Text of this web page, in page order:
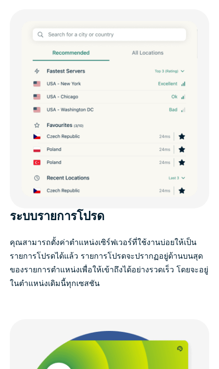
ระบบรายการโปรด
คุณสามารถตั้งค่าตำแหน่งเซิร์ฟเวอร์ที่ใช้งานบ่อยให้เป็น
รายการโปรดได้แล้ว รายการโปรดจะปรากฏอยู่ด้านบนสุด
ของรายการตำแหน่งเพื่อให้เข้าถึงได้อย่างรวดเร็ว โดยจะอยู่
ในตำแหน่งเดิมนี้ทุกเซสชัน